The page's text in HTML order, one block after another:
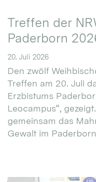
Treffen der
Paderborn
20. Juli 2026
Den zwölf
Treffen am 20. Juli
Erzbistums
Leocampus“,
gemeinsam das
Gewalt im